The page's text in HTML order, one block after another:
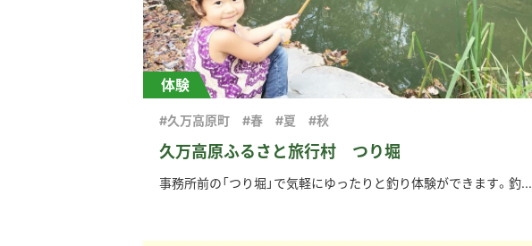
体験
久万高原ふるさと旅行村 つり堀
#久万高原町 #春 #夏 #秋
事務所前の「つり堀」で気軽にゆったりと釣り体験ができます。釣...